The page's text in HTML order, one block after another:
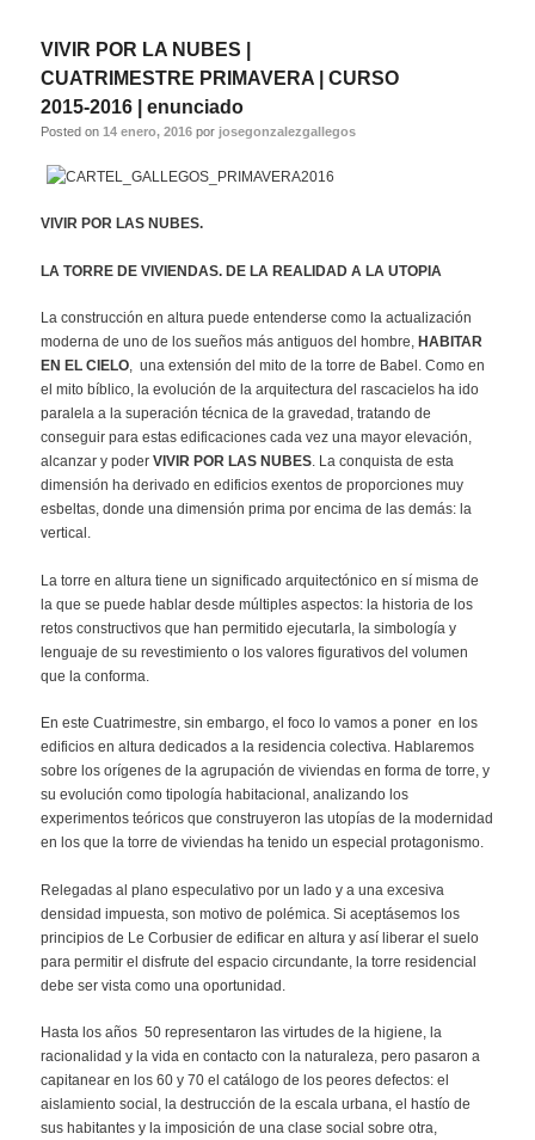
VIVIR POR LA NUBES |
CUATRIMESTRE PRIMAVERA | CURSO
2015-2016 | enunciado
Posted on14 enero, 2016 por josegonzalezgallegos
VIVIR POR LAS NUBES.
LA TORRE DE VIVIENDAS. DE LA REALIDAD A LA UTOPIA
La construcción en altura puede entenderse como la actualización
moderna de uno de los sueños más antiguos del hombre, HABITAR
EN EL CIELO, una extensión del mito de la torre de Babel. Como en
el mito bíblico, la evolución de la arquitectura del rascacielos ha ido
paralela a la superación técnica de la gravedad, tratando de
conseguir para estas edificaciones cada vez una mayor elevación,
alcanzar y poderVIVIR POR LAS NUBES. La conquista de esta
dimensión ha derivado en edificios exentos de proporciones muy
esbeltas, donde una dimensión prima por encima de las demás: la
vertical.
La torre en altura tiene un significado arquitectónico en sí misma de
la que se puede hablar desde múltiples aspectos: la historia de los
retos constructivos que han permitido ejecutarla, la simbología y
lenguaje de su revestimiento o los valores figurativos del volumen
que la conforma.
En este Cuatrimestre, sin embargo, el foco lo vamos a poner en los
edificios en altura dedicados a la residencia colectiva. Hablaremos
sobre los orígenes de la agrupación de viviendas en forma de torre, y
su evolución como tipología habitacional, analizando los
experimentos teóricos que construyeron las utopías de la modernidad
en los que la torre de viviendas ha tenido un especial protagonismo.
Relegadas al plano especulativo por un lado y a una excesiva
densidad impuesta, son motivo de polémica. Si aceptásemos los
principios de Le Corbusier de edificar en altura y así liberar el suelo
para permitir el disfrute del espacio circundante, la torre residencial
debe ser vista como una oportunidad.
Hasta los años 50 representaron las virtudes de la higiene, la
racionalidad y la vida en contacto con la naturaleza, pero pasaron a
capitanear en los 60 y 70 el catálogo de los peores defectos: el
aislamiento social, la destrucción de la escala urbana, el hastío de
sus habitantes y la imposición de una clase social sobre otra,